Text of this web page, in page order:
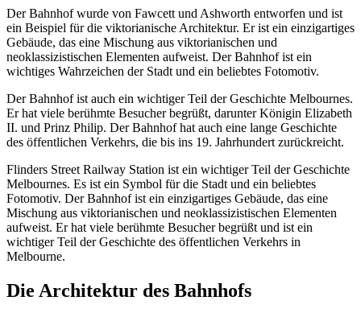
Der Bahnhof wurde von Fawcett und Ashworth entworfen und ist
ein Beispiel für die viktorianische Architektur. Er ist ein einzigartiges
Gebäude, das eine Mischung aus viktorianischen und
neoklassizistischen Elementen aufweist. Der Bahnhof ist ein
wichtiges Wahrzeichen der Stadt und ein beliebtes Fotomotiv.
Der Bahnhof ist auch ein wichtiger Teil der Geschichte Melbournes.
Er hat viele berühmte Besucher begrüßt, darunter Königin Elizabeth
II. und Prinz Philip. Der Bahnhof hat auch eine lange Geschichte
des öffentlichen Verkehrs, die bis ins 19. Jahrhundert zurückreicht.
Flinders Street Railway Station ist ein wichtiger Teil der Geschichte
Melbournes. Es ist ein Symbol für die Stadt und ein beliebtes
Fotomotiv. Der Bahnhof ist ein einzigartiges Gebäude, das eine
Mischung aus viktorianischen und neoklassizistischen Elementen
aufweist. Er hat viele berühmte Besucher begrüßt und ist ein
wichtiger Teil der Geschichte des öffentlichen Verkehrs in
Melbourne.
Die Architektur des Bahnhofs